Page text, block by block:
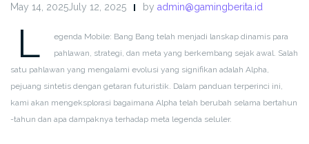
May 14, 2025July 12, 2025 by admin@gamingberita.id
L
egenda Mobile: Bang Bang telah menjadi lanskap dinamis para
pahlawan, strategi, dan meta yang berkembang sejak awal. Salah
satu pahlawan yang mengalami evolusi yang signifikan adalah Alpha,
pejuang sintetis dengan getaran futuristik. Dalam panduan terperinci ini,
kami akan mengeksplorasi bagaimana Alpha telah berubah selama bertahun
-tahun dan apa dampaknya terhadap meta legenda seluler.